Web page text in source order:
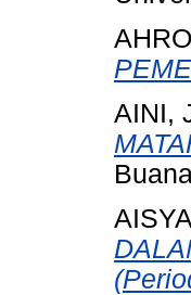
AINI,